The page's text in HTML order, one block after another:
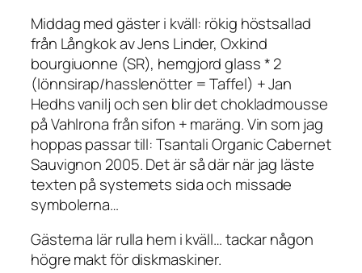
Middag med gäster i kväll: rökig höstsallad
från Långkok av Jens Linder, Oxkind
bourgiuonne (SR), hemgjord glass * 2
(lönnsirap/hasslenötter = Taffel) + Jan
Hedhs vanilj och sen blir det chokladmousse
på Vahlrona från sifon + maräng. Vin som jag
hoppas passar till: Tsantali Organic Cabernet
Sauvignon 2005. Det är så där när jag läste
texten på systemets sida och missade
symbolerna…
Gästerna lär rulla hem i kväll… tackar någon
högre makt för diskmaskiner.